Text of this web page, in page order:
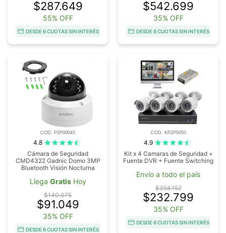
$287.649
55% OFF
DESDE 6 CUOTAS SIN INTERÉS
$542.699
35% OFF
DESDE 6 CUOTAS SIN INTERÉS
COD. P2P00043
4.8
Cámara de Seguridad
CMD4322 Gadnic Domo 3MP
Bluetooth Visión Nocturna
Llega GratisHoy
$140.075
$91.049
35% OFF
DESDE 6 CUOTAS SIN INTERÉS
COD. KP2P0050
4.9
Kit x 4 Camaras de Seguridad +
Fuente DVR + Fuente Switching
Envío a todo el país
$358.152
$232.799
35% OFF
DESDE 6 CUOTAS SIN INTERÉS